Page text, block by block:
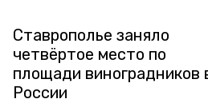
Ставрополье заняло
четвёртое место по
площади виноградников
России